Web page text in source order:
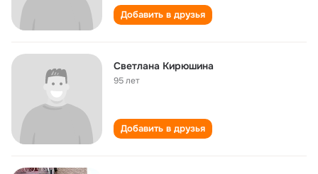
Добавить в друзья
Светлана Кирюшина
95 лет
Добавить в друзья